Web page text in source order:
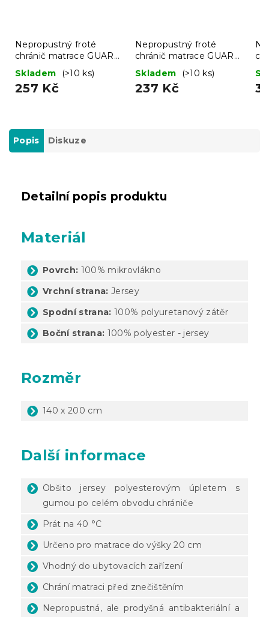
Nepropustný froté
chránič matrace GUARD
140 x 200 cm
Skladem (>10 ks)
257 Kč
Nepropustný froté
chránič matrace GUARD
120 x 200 cm
Skladem (>10 ks)
237 Kč
Popis Diskuze
Detailní popis produktu
Materiál
Povrch: 100% mikrovlákno
Vrchní strana: Jersey
Spodní strana: 100% polyuretanový zátěr
Boční strana: 100% polyester - jersey
Rozměr
140 x 200 cm
Další informace
Obšito jersey polyesterovým úpletem s
gumou po celém obvodu chrániče
Prát na 40 °C
Určeno pro matrace do výšky 20 cm
Vhodný do ubytovacích zařízení
Chrání matraci před znečištěním
Nepropustná, ale prodyšná antibakteriální a